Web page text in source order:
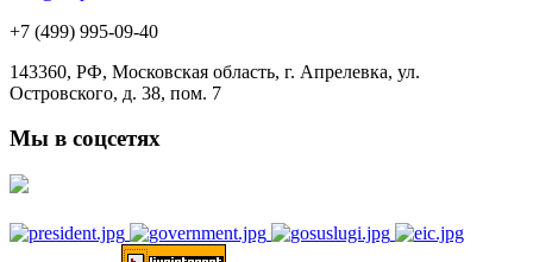
+7 (499) 995-09-40
143360, РФ, Московская область, г. Апрелевка, ул.
Островского, д. 38, пом. 7
Мы в соцсетях